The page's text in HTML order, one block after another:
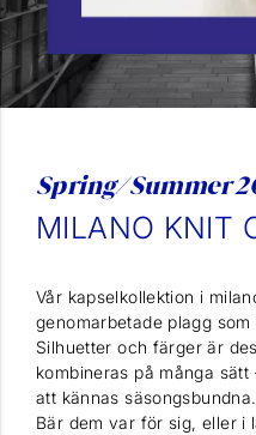
Spring/Summer
MILANO KNIT
Vår kapselkollektion i
genomarbetade plagg
Silhuetter och färger är
kombineras på många
att kännas
Bär dem var för sig, eller i